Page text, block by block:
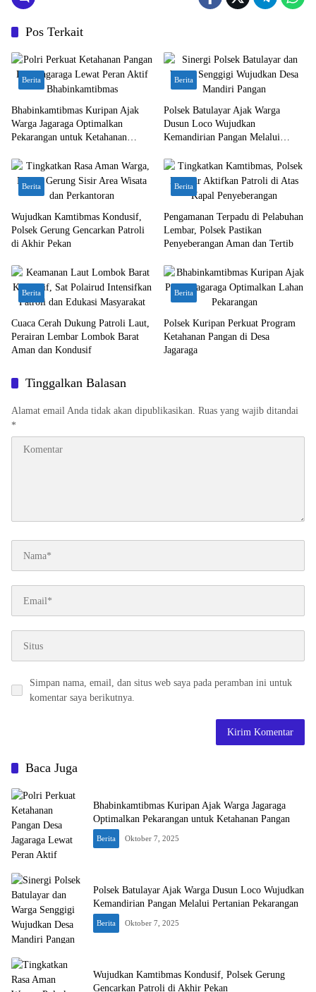
Pos Terkait
Berita
Bhabinkamtibmas Kuripan Ajak
Warga Jagaraga Optimalkan
Pekarangan untuk Ketahanan
Berita
Polsek Batulayar Ajak Warga
Dusun Loco Wujudkan
Kemandirian Pangan Melalui
Berita
Wujudkan Kamtibmas Kondusif,
Polsek Gerung Gencarkan Patroli
di Akhir Pekan
Berita
Pengamanan Terpadu di Pelabuhan
Lembar, Polsek Pastikan
Penyeberangan Aman dan Tertib
Berita
Cuaca Cerah Dukung Patroli Laut,
Perairan Lembar Lombok Barat
Aman dan Kondusif
Berita
Polsek Kuripan Perkuat Program
Ketahanan Pangan di Desa
Jagaraga
Tinggalkan Balasan
Alamat email Anda tidak akan dipublikasikan. Ruas yang wajib ditandai
*
Simpan nama, email, dan situs web saya pada peramban ini untuk
komentar saya berikutnya.
Baca Juga
Bhabinkamtibmas Kuripan Ajak Warga Jagaraga
Optimalkan Pekarangan untuk Ketahanan Pangan
Berita Oktober 7, 2025
Polsek Batulayar Ajak Warga Dusun Loco Wujudkan
Kemandirian Pangan Melalui Pertanian Pekarangan
Berita Oktober 7, 2025
Wujudkan Kamtibmas Kondusif, Polsek Gerung
Gencarkan Patroli di Akhir Pekan